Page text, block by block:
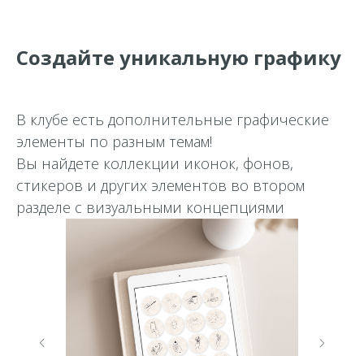
Создайте уникальную графику
В клубе есть дополнительные графические
элементы по разным темам!
Вы найдете коллекции иконок, фонов,
стикеров и других элементов во втором
разделе с визуальными концепциями